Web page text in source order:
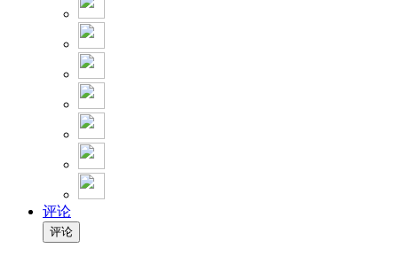
评论